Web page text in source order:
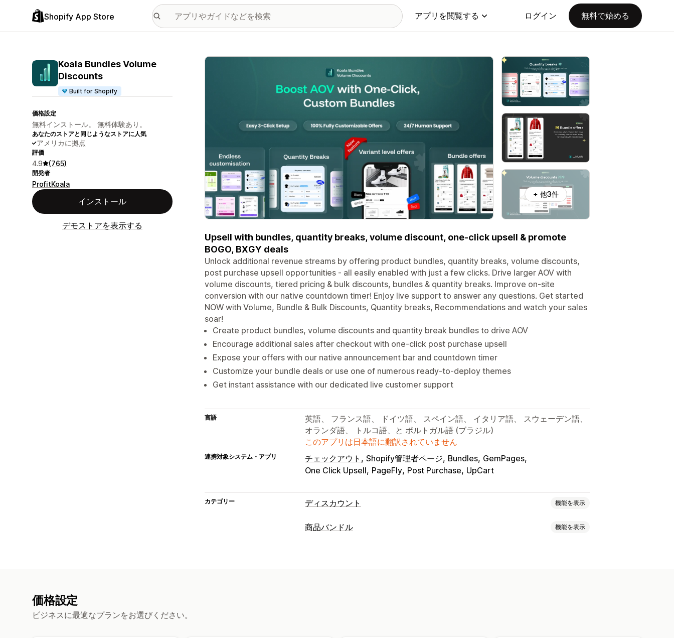
Shopify App Store アプリを閲覧する ログイン 無料で始める
Koala Bundles Volume
Discounts
Built for Shopify
価格設定
無料インストール。 無料体験あり。
あなたのストアと同じようなストアに人気
アメリカに拠点
評価
4.9 (765)
開発者
ProfitKoala
インストール
デモストアを表示する
特集の画像ギャラリー
+ 他3件
Upsell with bundles, quantity breaks, volume discount, one-click upsell & promote
BOGO, BXGY deals
Unlock additional revenue streams by offering product bundles, quantity breaks, volume discounts,
post purchase upsell opportunities - all easily enabled with just a few clicks. Drive larger AOV with
volume discounts, tiered pricing & bulk discounts, bundles & quantity breaks. Improve on-site
conversion with our native countdown timer! Enjoy live support to answer any questions. Get started
NOW with Volume, Bundle & Bulk Discounts, Quantity breaks, Recommendations and watch your sales
soar!
Create product bundles, volume discounts and quantity break bundles to drive AOV
Encourage additional sales after checkout with one-click post purchase upsell
Expose your offers with our native announcement bar and countdown timer
Customize your bundle deals or use one of numerous ready-to-deploy themes
Get instant assistance with our dedicated live customer support
言語
英語、 フランス語、 ドイツ語、 スペイン語、 イタリア語、 スウェーデン語、
オランダ語、 トルコ語、と ポルトガル語 (ブラジル)
このアプリは日本語に翻訳されていません
連携対象システム・アプリ チェックアウト Shopify管理者ページ Bundles GemPages
One Click Upsell PageFly Post Purchase UpCart
カテゴリー ディスカウント 機能を表示
ディスカウントの種類
商品バンドル 機能を表示
価格設定
ビジネスに最適なプランをお選びください。